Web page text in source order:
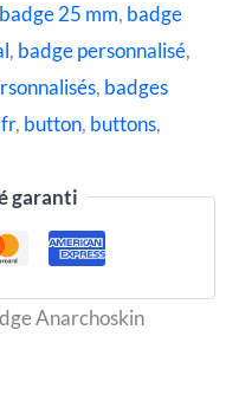
badge 25 mm, badge
, badge personnalisé,
, badges
, button, buttons,
garanti
Anarchoskin